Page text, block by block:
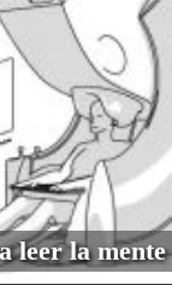
leer la mente